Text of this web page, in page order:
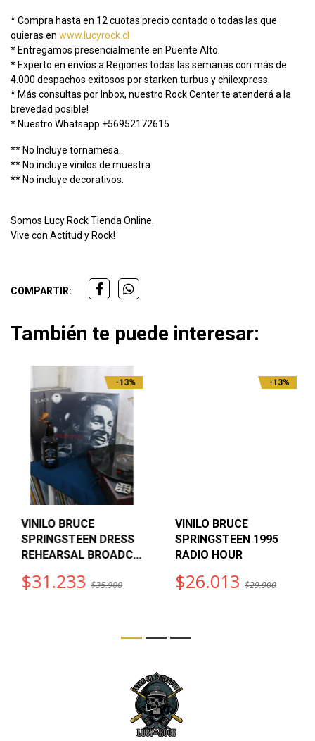
* Compra hasta en 12 cuotas precio contado o todas las que
quieras en www.lucyrock.cl
* Entregamos presencialmente en Puente Alto.
* Experto en envíos a Regiones todas las semanas con más de
4.000 despachos exitosos por starken turbus y chilexpress.
* Más consultas por Inbox, nuestro Rock Center te atenderá a la
brevedad posible!
* Nuestro Whatsapp +56952172615
** No Incluye tornamesa.
** No incluye vinilos de muestra.
** No incluye decorativos.
Somos Lucy Rock Tienda Online.
Vive con Actitud y Rock!
COMPARTIR:
También te puede interesar:
-13%
VINILO BRUCE
SPRINGSTEEN DRESS
REHEARSAL BROADC...
$31.233 $35.900
-13%
VINILO BRUCE
SPRINGSTEEN 1995
RADIO HOUR
$26.013 $29.900